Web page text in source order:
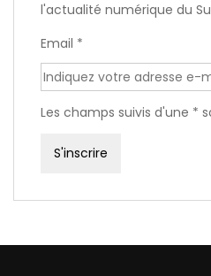
l'actualité numérique du
Email *
Les champs suivis d'une *